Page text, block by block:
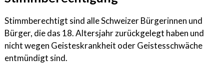
Stimmberechtigt sind alle Schweizer Bürgerinnen und
Bürger, die das 18. Altersjahr zurückgelegt haben und
nicht wegen Geisteskrankheit oder Geistesschwäche
entmündigt sind.